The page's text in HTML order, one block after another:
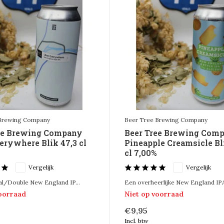
Company
Brewing Company
Blik 47,3 cl
Vergelijk
Double New England IP...
Beer Tree Brewing Company
Beer Tree Brewing
Pineapple Creamsicle
cl 7,00%
Vergelijk
Een overheerlijke New England
Niet op voorraad
€9,95
Incl. btw